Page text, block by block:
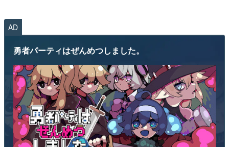
AD
勇者パーティはぜんめつしました。